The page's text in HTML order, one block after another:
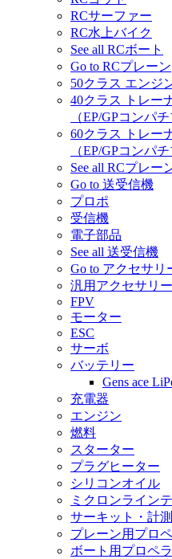
RCサーファー
RC水上バイク
See all RCボート
Go to RCプレーン
50クラス エンジ
40クラス トレー
（EP/GPコンパチ
60クラス トレー
（EP/GPコンパチ
See all RCプレー
Go to 送受信機
プロポ
受信機
電子部品
See all 送受信機
Go to アクセサリ
汎用アクセサリー
FPV
モーター
ESC
サーボ
バッテリー
Gens ace
充電器
エンジン
燃料
スターター
プラグヒーター
シリコンオイル
ミクロンライン
サーキット・計測
プレーン用プロ
ボート用プロペ